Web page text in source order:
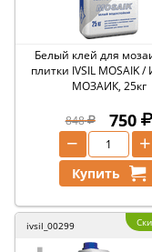
Белый клей для
плитки IVSIL MOSAIK
МОЗАИК, 25кг
848 750
+
−
Купить
ivsil_00299